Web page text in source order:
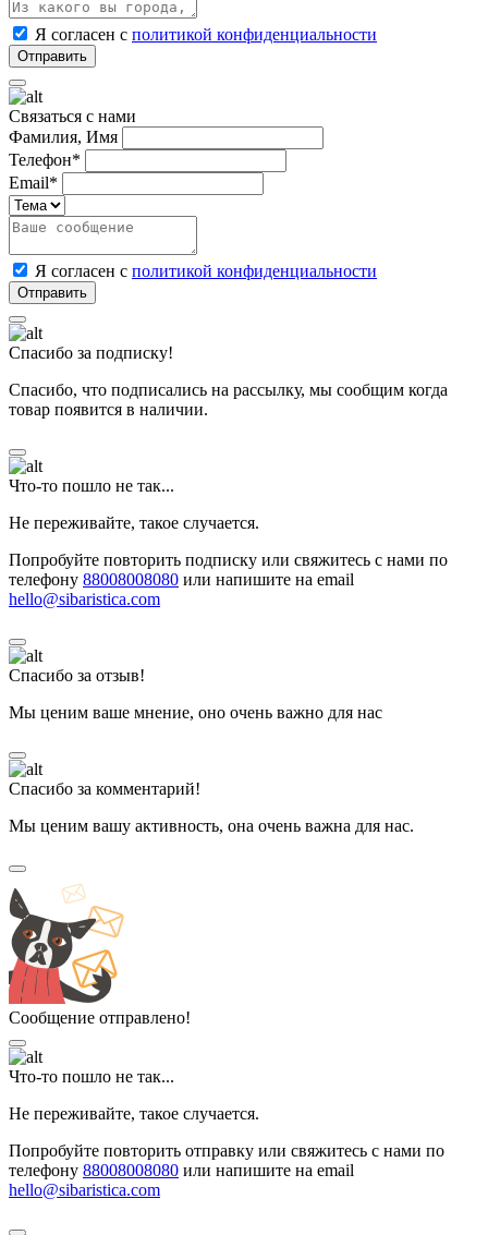
Я согласен с политикой конфиденциальности
Связаться с нами
Фамилия, Имя
Телефон*
Email*
Я согласен с политикой конфиденциальности
Спасибо за подписку!
Спасибо, что подписались на рассылку, мы сообщим когда
товар появится в наличии.
Что-то пошло не так...
Не переживайте, такое случается.
Попробуйте повторить подписку или свяжитесь с нами по
телефону 88008008080 или напишите на email
hello@sibaristica.com
Спасибо за отзыв!
Мы ценим ваше мнение, оно очень важно для нас
Спасибо за комментарий!
Мы ценим вашу активность, она очень важна для нас.
Сообщение отправлено!
Что-то пошло не так...
Не переживайте, такое случается.
Попробуйте повторить отправку или свяжитесь с нами по
телефону 88008008080 или напишите на email
hello@sibaristica.com